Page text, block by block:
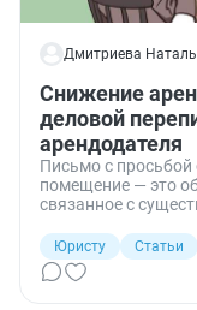
Дмитриева
Снижение
деловой
арендодателя
Письмо с просьбой
помещение — это
связанное с
вызвано
защиты интересов
Юристу
Статьи